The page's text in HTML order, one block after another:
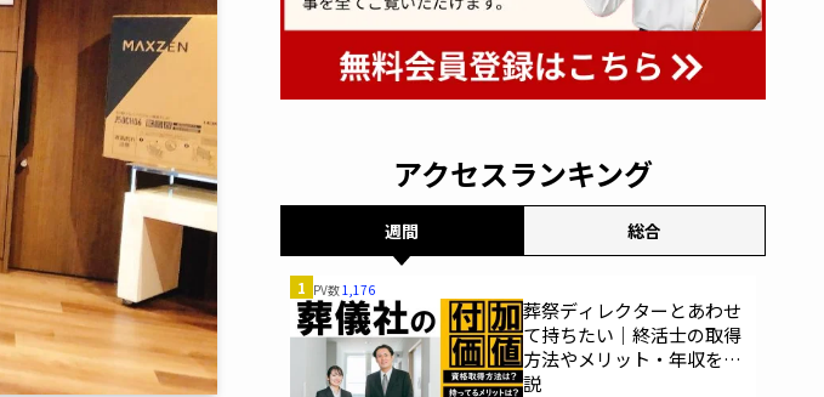
アクセスランキング
週間 総合
1 PV数1,176
葬祭ディレクターとあわせ
て持ちたい｜終活士の取得
方法やメリット・年収を解
説